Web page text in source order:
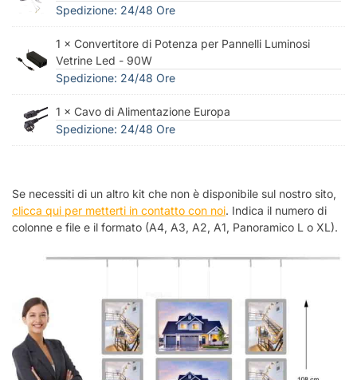
Spedizione: 24/48 Ore
1 × Convertitore di Potenza per Pannelli Luminosi
Vetrine Led - 90W
Spedizione: 24/48 Ore
1 × Cavo di Alimentazione Europa
Spedizione: 24/48 Ore
Se necessiti di un altro kit che non è disponibile sul nostro sito,
clicca qui per metterti in contatto con noi. Indica il numero di
colonne e file e il formato (A4, A3, A2, A1, Panoramico L o XL).